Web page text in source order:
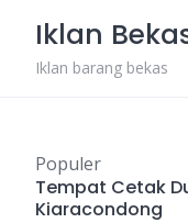
content
Iklan
Iklan barang bekas
Populer
Tempat Cetak
Kiaracondong